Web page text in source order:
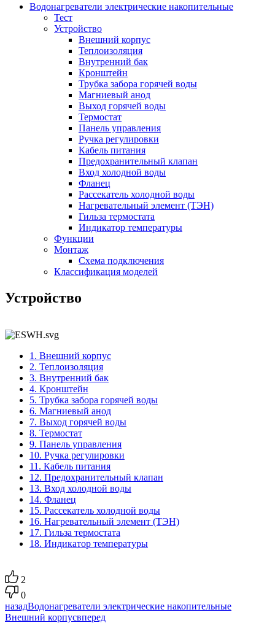
Водонагреватели электрические накопительные
Тест
Устройство
Внешний корпус
Теплоизоляция
Внутренний бак
Кронштейн
Трубка забора горячей воды
Магниевый анод
Выход горячей воды
Термостат
Панель управления
Ручка регулировки
Кабель питания
Предохранительный клапан
Вход холодной воды
Фланец
Рассекатель холодной воды
Нагревательный элемент (ТЭН)
Гильза термостата
Индикатор температуры
Функции
Монтаж
Схема подключения
Классификация моделей
Устройство
1. Внешний корпус
2. Теплоизоляция
3. Внутренний бак
4. Кронштейн
5. Трубка забора горячей воды
6. Магниевый анод
7. Выход горячей воды
8. Термостат
9. Панель управления
10. Ручка регулировки
11. Кабель питания
12. Предохранительный клапан
13. Вход холодной воды
14. Фланец
15. Рассекатель холодной воды
16. Нагревательный элемент (ТЭН)
17. Гильза термостата
18. Индикатор температуры
2
0
назадВодонагреватели электрические накопительные
Внешний корпусвперед